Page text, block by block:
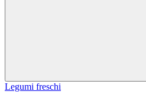
Legumi freschi